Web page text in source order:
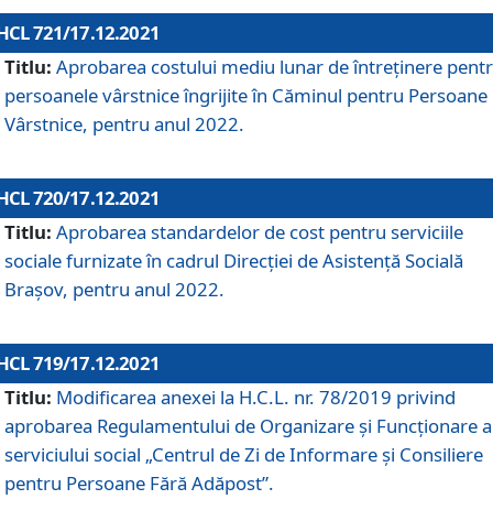
721/17.12.2021
Titlu: Aprobarea costului mediu lunar de întreţinere
persoanele vârstnice îngrijite în Căminul pentru Persoane
Vârstnice, pentru anul 2022.
720/17.12.2021
Titlu: Aprobarea standardelor de cost pentru serviciile
sociale furnizate în cadrul Direcției de Asistență Socială
Brașov, pentru anul 2022.
719/17.12.2021
Titlu: Modificarea anexei la H.C.L. nr. 78/2019 privind
aprobarea Regulamentului de Organizare și Funcționare
serviciului social „Centrul de Zi de Informare şi Consiliere
pentru Persoane Fără Adăpost”.